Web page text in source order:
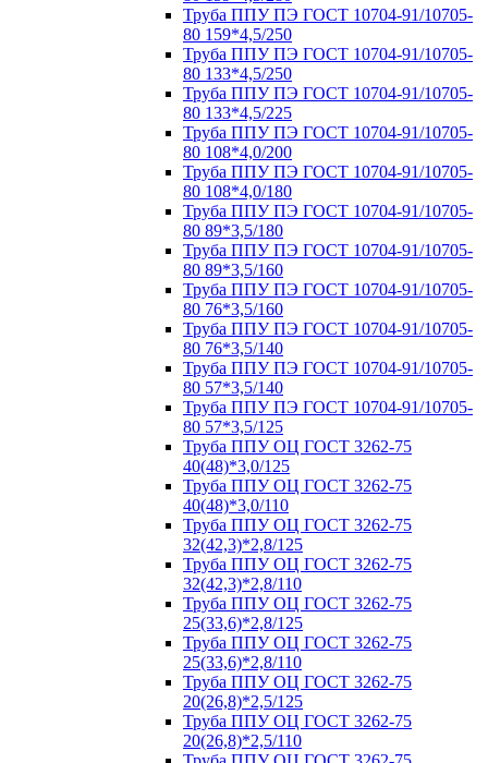
Труба ППУ ПЭ ГОСТ 10704-91/10705-
80 159*4,5/250
Труба ППУ ПЭ ГОСТ 10704-91/10705-
80 133*4,5/250
Труба ППУ ПЭ ГОСТ 10704-91/10705-
80 133*4,5/225
Труба ППУ ПЭ ГОСТ 10704-91/10705-
80 108*4,0/200
Труба ППУ ПЭ ГОСТ 10704-91/10705-
80 108*4,0/180
Труба ППУ ПЭ ГОСТ 10704-91/10705-
80 89*3,5/180
Труба ППУ ПЭ ГОСТ 10704-91/10705-
80 89*3,5/160
Труба ППУ ПЭ ГОСТ 10704-91/10705-
80 76*3,5/160
Труба ППУ ПЭ ГОСТ 10704-91/10705-
80 76*3,5/140
Труба ППУ ПЭ ГОСТ 10704-91/10705-
80 57*3,5/140
Труба ППУ ПЭ ГОСТ 10704-91/10705-
80 57*3,5/125
Труба ППУ ОЦ ГОСТ 3262-75
40(48)*3,0/125
Труба ППУ ОЦ ГОСТ 3262-75
40(48)*3,0/110
Труба ППУ ОЦ ГОСТ 3262-75
32(42,3)*2,8/125
Труба ППУ ОЦ ГОСТ 3262-75
32(42,3)*2,8/110
Труба ППУ ОЦ ГОСТ 3262-75
25(33,6)*2,8/125
Труба ППУ ОЦ ГОСТ 3262-75
25(33,6)*2,8/110
Труба ППУ ОЦ ГОСТ 3262-75
20(26,8)*2,5/125
Труба ППУ ОЦ ГОСТ 3262-75
20(26,8)*2,5/110